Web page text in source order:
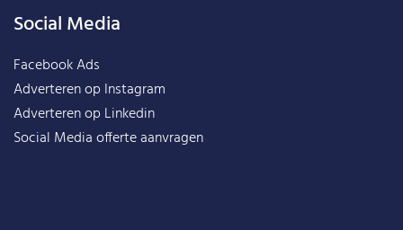
Social Media
Facebook Ads
Adverteren op Instagram
Adverteren op Linkedin
Social Media offerte aanvragen